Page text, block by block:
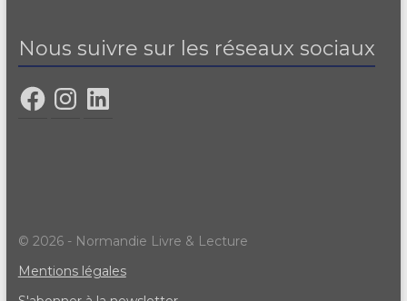
Nous suivre sur les réseaux sociaux
© 2026 - Normandie Livre & Lecture
Mentions légales